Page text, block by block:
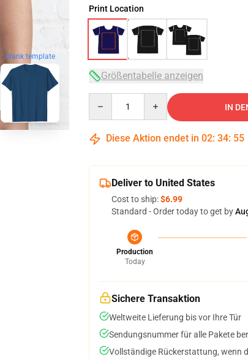
blank template
Print Location
Größentabelle anzeigen
IN
Diese Aktion endet in 02: 34: 54
Deliver to United States
Cost to ship:$6.99
Standard - Order today to get by
Production
Today
Sichere Transaktion
Weltweite Lieferung bis vor Ihre Tür
Sendungsnummer für alle Pakete
Vollständige Rückerstattung, wenn